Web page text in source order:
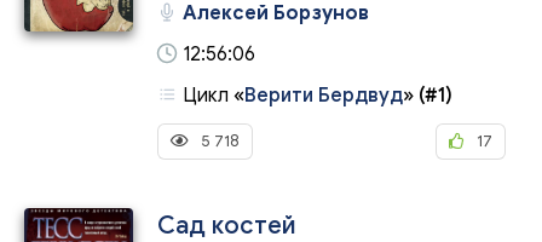
Алексей Борзунов
12:56:06
Цикл «Верити Бердвуд» (#1)
5 718 17
Сад костей